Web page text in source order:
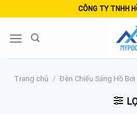
to
content
CÔNG TY TNHH
Trang chủ / Đèn Chiếu Sáng Hồ Bơi